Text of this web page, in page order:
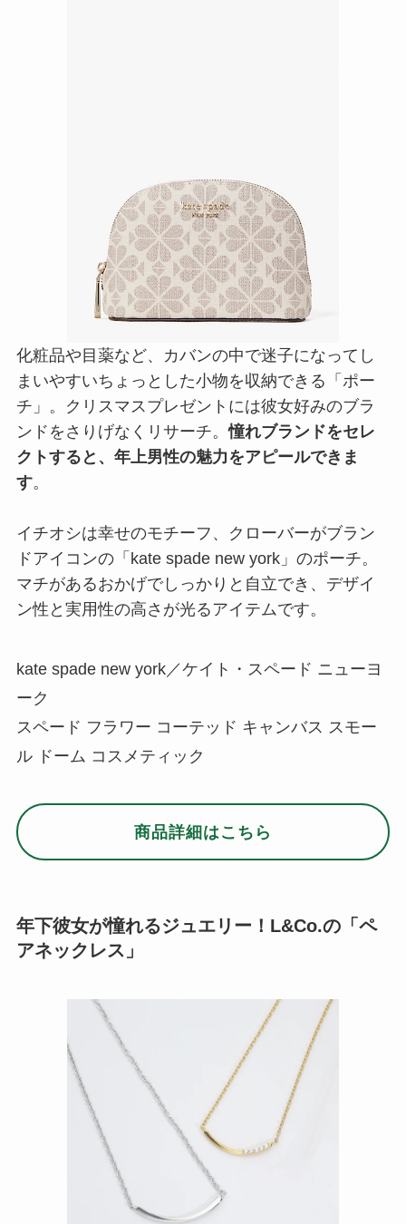
化粧品や目薬など、カバンの中で迷子になってし
まいやすいちょっとした小物を収納できる「ポー
チ」。クリスマスプレゼントには彼女好みのブラ
ンドをさりげなくリサーチ。憧れブランドをセレ
クトすると、年上男性の魅力をアピールできま
す。
イチオシは幸せのモチーフ、クローバーがブラン
ドアイコンの「kate spade new york」のポーチ。
マチがあるおかげでしっかりと自立でき、デザイ
ン性と実用性の高さが光るアイテムです。
kate spade new york／ケイト・スペード ニューヨ
ーク
スペード フラワー コーテッド キャンバス スモー
ル ドーム コスメティック
商品詳細はこちら
年下彼女が憧れるジュエリー！L&Co.の「ペ
アネックレス」